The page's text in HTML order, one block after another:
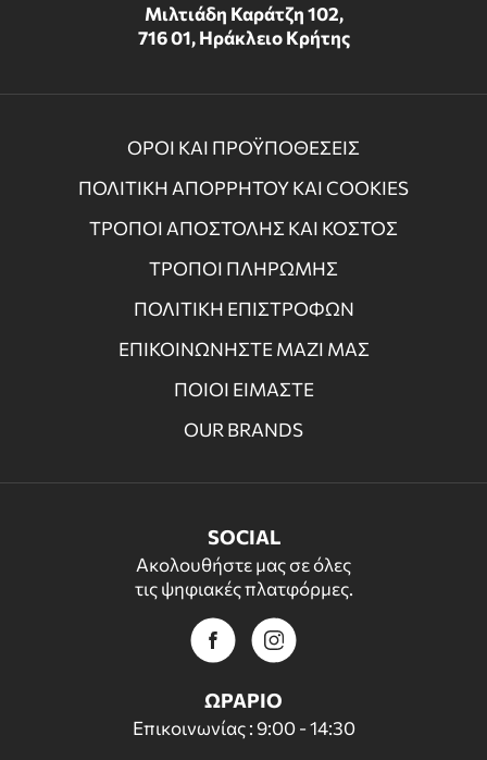
Μιλτιάδη Καράτζη 102,
716 01, Ηράκλειο Κρήτης
ΟΡΟΙ ΚΑΙ ΠΡΟΫΠΟΘΕΣΕΙΣ
ΠΟΛΙΤΙΚΗ ΑΠΟΡΡΗΤΟΥ ΚΑΙ COOKIES
ΤΡΟΠΟΙ ΑΠΟΣΤΟΛΗΣ ΚΑΙ ΚΟΣΤΟΣ
ΤΡΟΠΟΙ ΠΛΗΡΩΜΗΣ
ΠΟΛΙΤΙΚΗ ΕΠΙΣΤΡΟΦΩΝ
ΕΠΙΚΟΙΝΩΝΗΣΤΕ ΜΑΖΙ ΜΑΣ
ΠΟΙΟΙ ΕΙΜΑΣΤΕ
OUR BRANDS
SOCIAL
Ακολουθήστε μας σε όλες
τις ψηφιακές πλατφόρμες.
ΩΡΑΡΙΟ
Επικοινωνίας : 9:00 - 14:30